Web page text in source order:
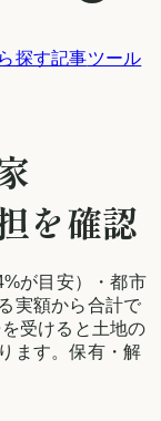
探す記事ツール
を確認
が目安）
・都市
実額から合計で
受けると土地の
ます。保有・解